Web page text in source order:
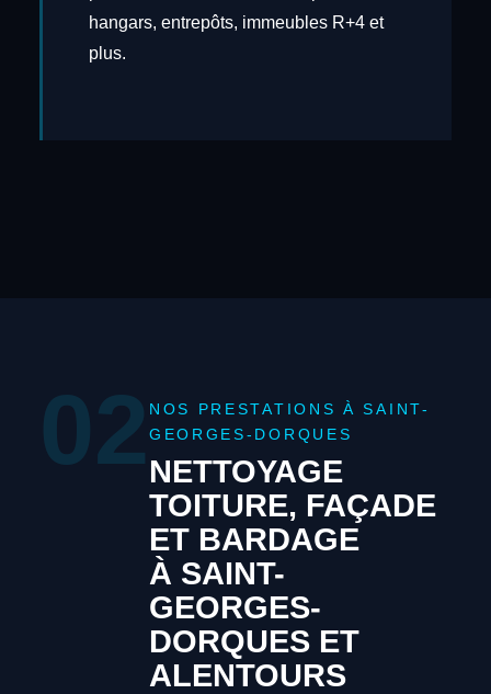
hangars, entrepôts, immeubles R+4 et
plus.
02 NOS PRESTATIONS À SAINT-
GEORGES-DORQUES
NETTOYAGE
TOITURE, FAÇADE
ET BARDAGE
À SAINT-
GEORGES-
DORQUES ET
ALENTOURS